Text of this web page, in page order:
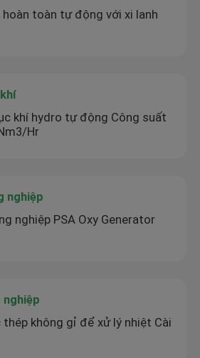
hoàn toàn tự động với xi lanh
khí hydro tự động Công suất
Hr
nghiệp
nghiệp PSA Oxy Generator
nghiệp
thép không gỉ để xử lý nhiệt Cài